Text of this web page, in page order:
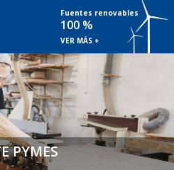
Fuentes renovables
100 %
VER MÁS +
PYMES